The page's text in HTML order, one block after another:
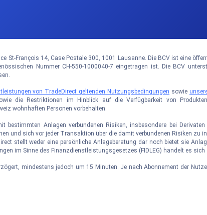
St-François 14, Case Postale 300, 1001 Lausanne. Die BCV ist eine
Nummer CH-550-1000040-7 eingetragen ist. Die BCV
von TradeDirect geltenden Nutzungsbedingungen sowie
die Restriktionen im Hinblick auf die Verfügbarkeit von
wohnhaften Personen vorbehalten.
bestimmten Anlagen verbundenen Risiken, insbesondere bei
und sich vor jeder Transaktion über die damit verbundenen Risiken zu
stellt weder eine persönliche Anlageberatung dar noch bietet sie
im Sinne des Finanzdienstleistungsgesetzes (FIDLEG) handelt es
mindestens jedoch um 15 Minuten. Je nach Abonnement der